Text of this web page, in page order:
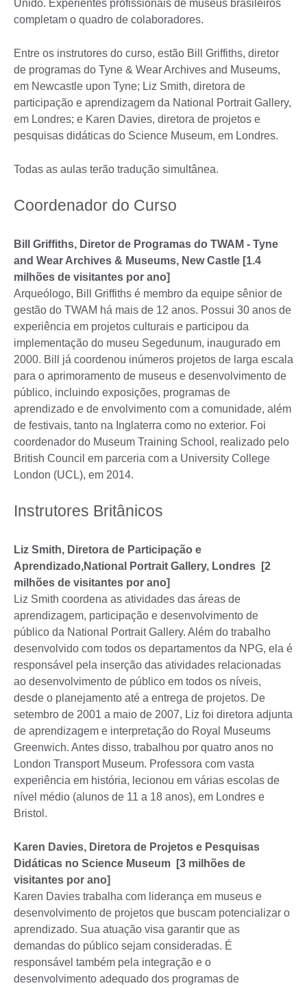
Unido. Experientes profissionais de museus brasileiros
completam o quadro de colaboradores.
Entre os instrutores do curso, estão Bill Griffiths, diretor
de programas do Tyne & Wear Archives and Museums,
em Newcastle upon Tyne; Liz Smith, diretora de
participação e aprendizagem da National Portrait Gallery,
em Londres; e Karen Davies, diretora de projetos e
pesquisas didáticas do Science Museum, em Londres.
Todas as aulas terão tradução simultânea.
Coordenador do Curso
Bill Griffiths, Diretor de Programas do TWAM - Tyne
and Wear Archives & Museums, New Castle [1.4
milhões de visitantes por ano]
Arqueólogo, Bill Griffiths é membro da equipe sênior de
gestão do TWAM há mais de 12 anos. Possui 30 anos de
experiência em projetos culturais e participou da
implementação do museu Segedunum, inaugurado em
2000. Bill já coordenou inúmeros projetos de larga escala
para o aprimoramento de museus e desenvolvimento de
público, incluindo exposições, programas de
aprendizado e de envolvimento com a comunidade, além
de festivais, tanto na Inglaterra como no exterior. Foi
coordenador do Museum Training School, realizado pelo
British Council em parceria com a University College
London (UCL), em 2014.
Instrutores Britânicos
Liz Smith, Diretora de Participação e
Aprendizado,National Portrait Gallery, Londres [2
milhões de visitantes por ano]
Liz Smith coordena as atividades das áreas de
aprendizagem, participação e desenvolvimento de
público da National Portrait Gallery. Além do trabalho
desenvolvido com todos os departamentos da NPG, ela é
responsável pela inserção das atividades relacionadas
ao desenvolvimento de público em todos os níveis,
desde o planejamento até a entrega de projetos. De
setembro de 2001 a maio de 2007, Liz foi diretora adjunta
de aprendizagem e interpretação do Royal Museums
Greenwich. Antes disso, trabalhou por quatro anos no
London Transport Museum. Professora com vasta
experiência em história, lecionou em várias escolas de
nível médio (alunos de 11 a 18 anos), em Londres e
Bristol.
Karen Davies, Diretora de Projetos e Pesquisas
Didáticas no Science Museum [3 milhões de
visitantes por ano]
Karen Davies trabalha com liderança em museus e
desenvolvimento de projetos que buscam potencializar o
aprendizado. Sua atuação visa garantir que as
demandas do público sejam consideradas. É
responsável também pela integração e o
desenvolvimento adequado dos programas de